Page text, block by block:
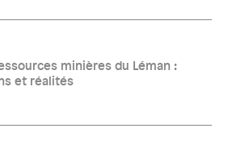
minières du Léman :
et réalités